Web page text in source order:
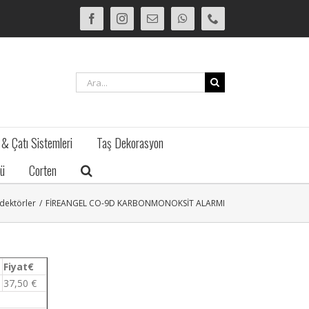
FacebookInstagram
E-
posta
WhatsApp
Ara:
Çatı Sistemleri
Taş Dekorasyon
Corten
/ FİREANGEL CO-9D KARBONMONOKSİT ALARMI
Fiyat€
37,50 €